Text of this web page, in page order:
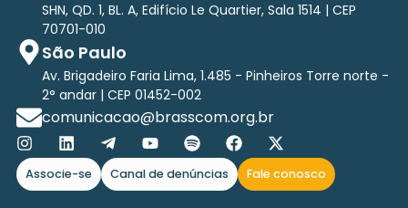
SHN, QD. 1, BL. A, Edifício Le Quartier, Sala 1514 | CEP
70701-010
São Paulo
Av. Brigadeiro Faria Lima, 1.485 - Pinheiros Torre norte -
2° andar | CEP 01452-002
comunicacao@brasscom.org.br
Associe-se Canal de denúncias Fale conosco